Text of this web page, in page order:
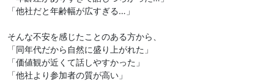
「他社だと年齢幅が広すぎる…」
そんな不安を感じたことのある方から、
「同年代だから自然に盛り上がれた」
「価値観が近くて話しやすかった」
「他社より参加者の質が高い」